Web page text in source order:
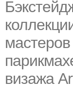
визажа